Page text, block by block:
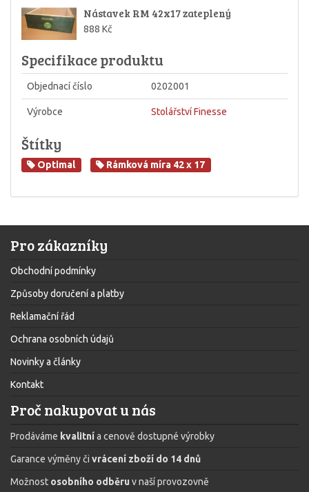
Nástavek RM 42x17 zateplený
888 Kč
Specifikace produktu
Objednací číslo 0202001
Výrobce Stolářství Finesse
Štítky
Optimal Rámková míra 42 x 17
Pro zákazníky
Obchodní podmínky
Způsoby doručení a platby
Reklamační řád
Ochrana osobních údajů
Novinky a články
Kontakt
Proč nakupovat u nás
Prodáváme kvalitnía cenově dostupné výrobky
Garance výměny či vrácení zboží do 14 dnů
Možnost osobního odběru v naší provozovně